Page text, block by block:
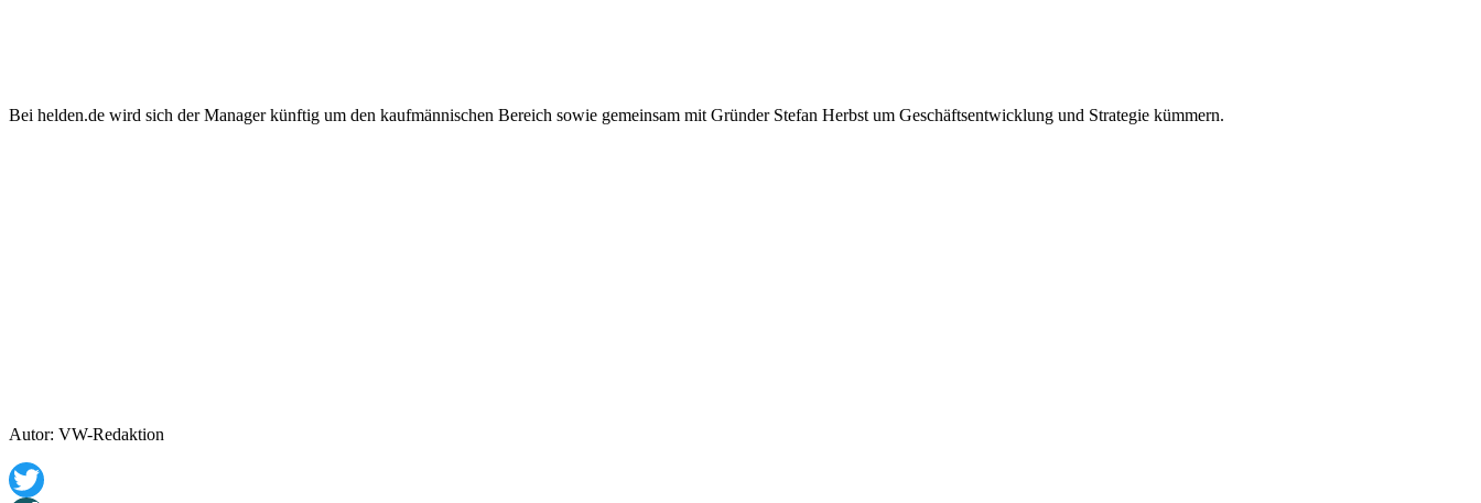
Bei helden.de wird sich der Manager künftig um den kaufmännischen Bereich sowie gemeinsam mit Gründer Stefan Herbst um Geschäftsentwicklung und Strategie kümmern.
Autor: VW-Redaktion